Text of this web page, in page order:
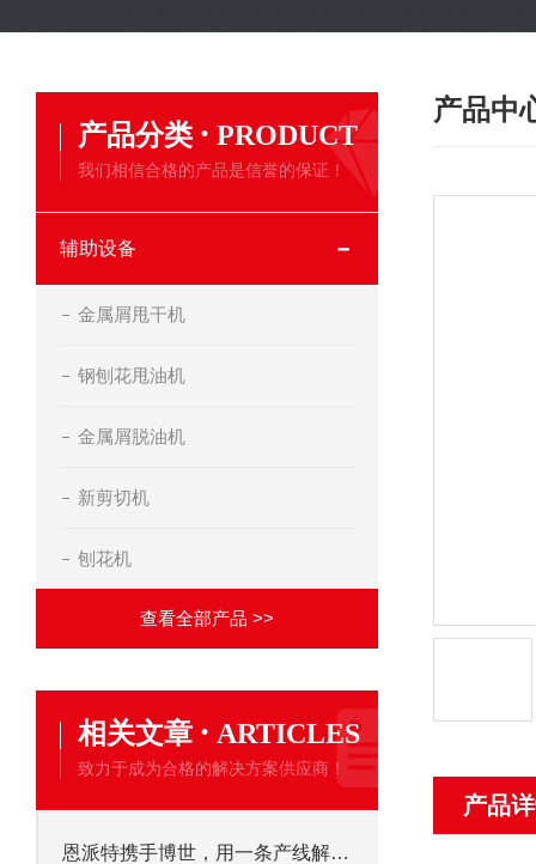
产品分类 · PRODUCT
我们相信合格的产品是信誉的保证！
辅助设备
金属屑甩干机
钢刨花甩油机
金属屑脱油机
新剪切机
刨花机
查看全部产品 >>
相关文章 · ARTICLES
致力于成为合格的解决方案供应商！
恩派特携手博世，用一条产线解决环保+成本两大难题！
产品中
产品